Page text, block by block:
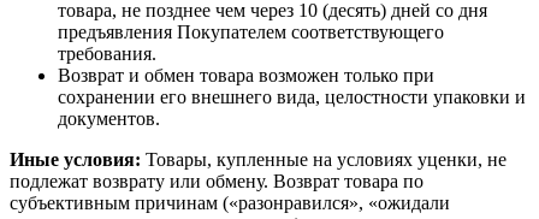
товара, не позднее чем через 10 (десять) дней со дня
предъявления Покупателем соответствующего
требования.
Возврат и обмен товара возможен только при
сохранении его внешнего вида, целостности упаковки и
документов.
Иные условия: Товары, купленные на условиях уценки, не
подлежат возврату или обмену. Возврат товара по
субъективным причинам («разонравился», «ожидали